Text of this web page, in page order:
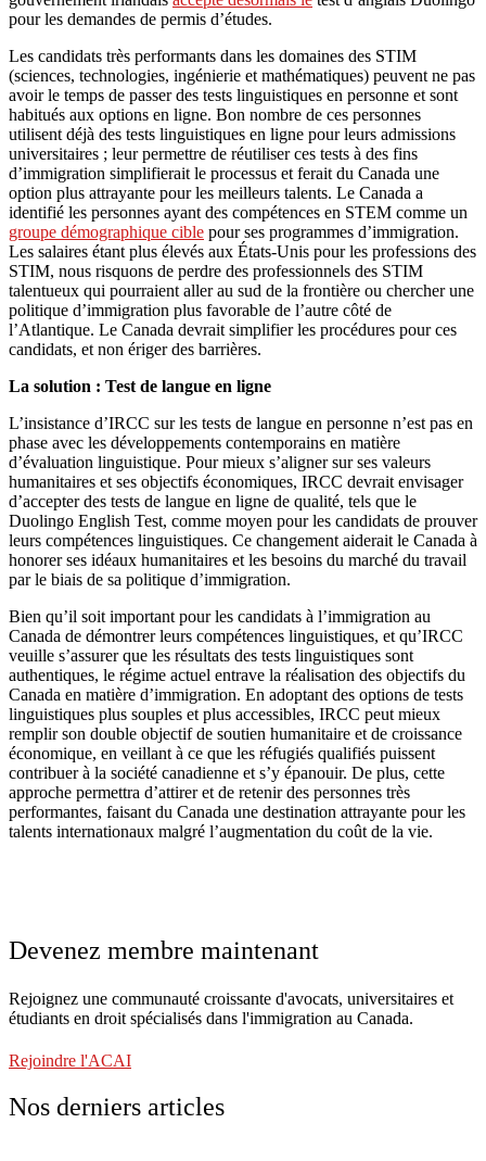
pour les demandes de permis d’études.
Les candidats très performants dans les domaines des STIM
(sciences, technologies, ingénierie et mathématiques) peuvent ne pas
avoir le temps de passer des tests linguistiques en personne et sont
habitués aux options en ligne. Bon nombre de ces personnes
utilisent déjà des tests linguistiques en ligne pour leurs admissions
universitaires ; leur permettre de réutiliser ces tests à des fins
d’immigration simplifierait le processus et ferait du Canada une
option plus attrayante pour les meilleurs talents. Le Canada a
identifié les personnes ayant des compétences en STEM comme un
groupe démographique cible pour ses programmes d’immigration.
Les salaires étant plus élevés aux États-Unis pour les professions des
STIM, nous risquons de perdre des professionnels des STIM
talentueux qui pourraient aller au sud de la frontière ou chercher une
politique d’immigration plus favorable de l’autre côté de
l’Atlantique. Le Canada devrait simplifier les procédures pour ces
candidats, et non ériger des barrières.
La solution : Test de langue en ligne
L’insistance d’IRCC sur les tests de langue en personne n’est pas en
phase avec les développements contemporains en matière
d’évaluation linguistique. Pour mieux s’aligner sur ses valeurs
humanitaires et ses objectifs économiques, IRCC devrait envisager
d’accepter des tests de langue en ligne de qualité, tels que le
Duolingo English Test, comme moyen pour les candidats de prouver
leurs compétences linguistiques. Ce changement aiderait le Canada à
honorer ses idéaux humanitaires et les besoins du marché du travail
par le biais de sa politique d’immigration.
Bien qu’il soit important pour les candidats à l’immigration au
Canada de démontrer leurs compétences linguistiques, et qu’IRCC
veuille s’assurer que les résultats des tests linguistiques sont
authentiques, le régime actuel entrave la réalisation des objectifs du
Canada en matière d’immigration. En adoptant des options de tests
linguistiques plus souples et plus accessibles, IRCC peut mieux
remplir son double objectif de soutien humanitaire et de croissance
économique, en veillant à ce que les réfugiés qualifiés puissent
contribuer à la société canadienne et s’y épanouir. De plus, cette
approche permettra d’attirer et de retenir des personnes très
performantes, faisant du Canada une destination attrayante pour les
talents internationaux malgré l’augmentation du coût de la vie.
Devenez membre maintenant
Rejoignez une communauté croissante d'avocats, universitaires et
étudiants en droit spécialisés dans l'immigration au Canada.
Rejoindre l'ACAI
Nos derniers articles